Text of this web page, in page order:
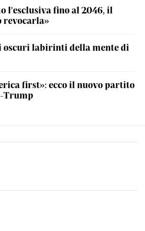
l’esclusiva fino al 2046, il
revocarla»
oscuri labirinti della mente di
first»: ecco il nuovo partito
Trump